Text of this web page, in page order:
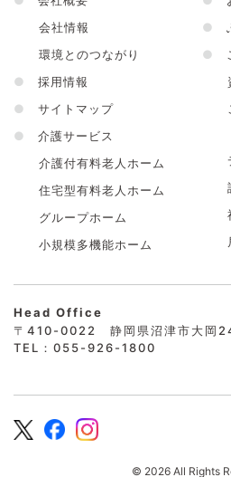
会社情報
環境とのつながり
●
採用情報
●
サイトマップ
●
介護サービス
介護付有料老人ホーム
住宅型有料老人ホーム
グループホーム
小規模多機能ホーム
●
●
Head Office
〒410-0022 静岡県沼津市大岡
TEL：055-926-1800
© 2026 All Rights